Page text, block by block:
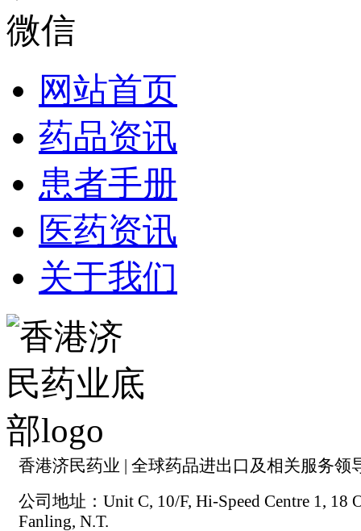
网站首页
药品资讯
患者手册
医药资讯
关于我们
香港济民药业 | 全球药品进出口及相关服务领
公司地址：Unit C, 10/F, Hi-Speed Centre 1, 18
Fanling, N.T.